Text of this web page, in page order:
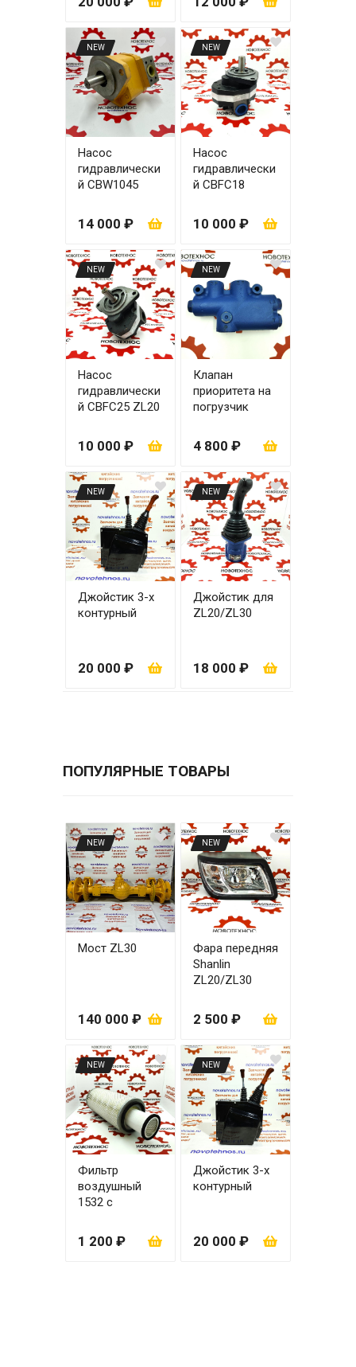
рычаги)
NEW
Насос
гидравлически
й CBW1045
основной два
уха
14 000 ₽
NEW
Насос
гидравлически
й СВFC18
10 000 ₽
NEW
Насос
гидравлически
й CBFC25 ZL20
10 000 ₽
NEW
Клапан
приоритета на
погрузчик
4 800 ₽
NEW
Джойстик 3-х
контурный
20 000 ₽
NEW
Джойстик для
ZL20/ZL30
18 000 ₽
ПОПУЛЯРНЫЕ ТОВАРЫ
NEW
Мост ZL30
140 000 ₽
NEW
Фара передняя
Shanlin
ZL20/ZL30
2 500 ₽
NEW
Фильтр
воздушный
1532 с
1 200 ₽
NEW
Джойстик 3-х
контурный
20 000 ₽